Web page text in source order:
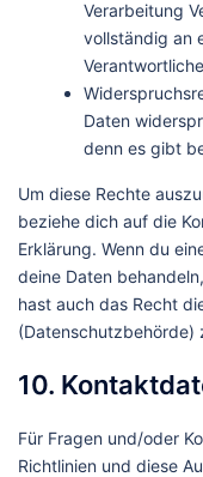
Verarbeitung
vollständig an
Daten
denn es gibt
Um diese Rechte
beziehe dich auf die
Erklärung. Wenn du
deine Daten
hast auch das Recht
(Datenschutzbehörde)
10.
Für Fragen und/oder
Richtlinien und diese